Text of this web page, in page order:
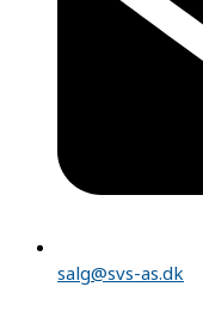
salg@svs-as.dk